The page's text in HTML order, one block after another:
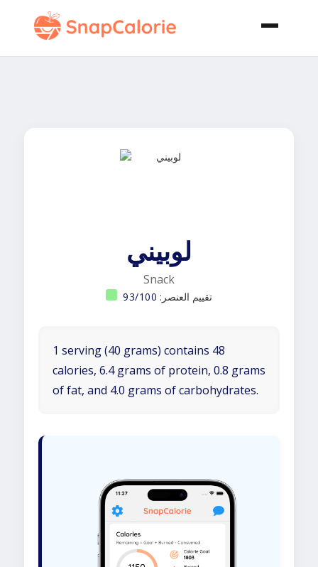
لوبيني
Snack
تقييم العنصر: 93/100
1 serving (40 grams) contains 48
calories, 6.4 grams of protein, 0.8 grams
of fat, and 4.0 grams of carbohydrates.